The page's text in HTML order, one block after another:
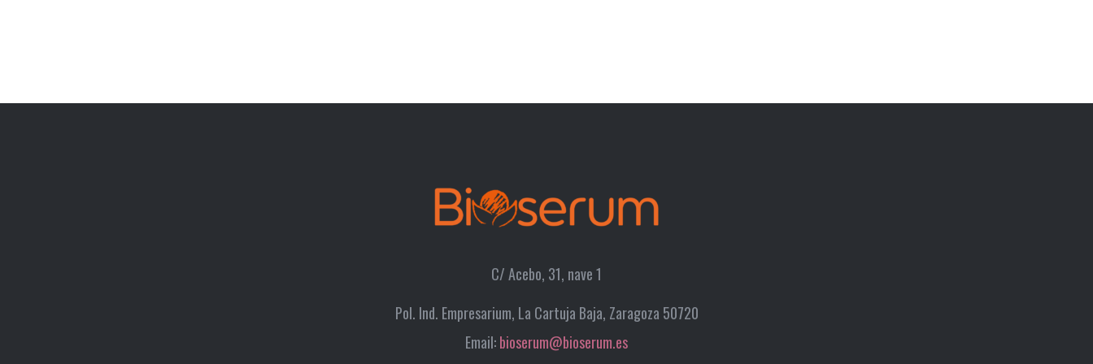
C/ Acebo, 31, nave 1
Pol. Ind. Empresarium, La Cartuja Baja, Zaragoza 50720
Email:bioserum@bioserum.es